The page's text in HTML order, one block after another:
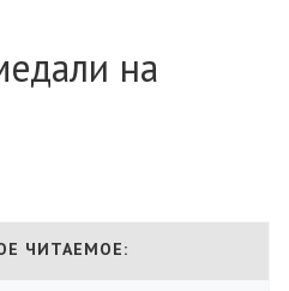
на
ЧИТАЕМОЕ: